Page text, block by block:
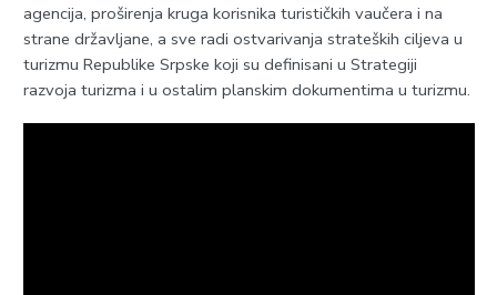
agencija, proširenja kruga korisnika turističkih vaučera i na
strane državljane, a sve radi ostvarivanja strateških ciljeva u
turizmu Republike Srpske koji su definisani u Strategiji
razvoja turizma i u ostalim planskim dokumentima u turizmu.